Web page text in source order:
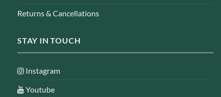
Returns & Cancellations
STAY IN TOUCH
Instagram
Youtube